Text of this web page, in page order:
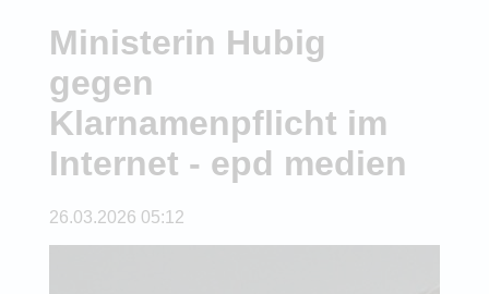
Ministerin Hubig
gegen
Klarnamenpflicht im
Internet - epd medien
26.03.2026 05:12